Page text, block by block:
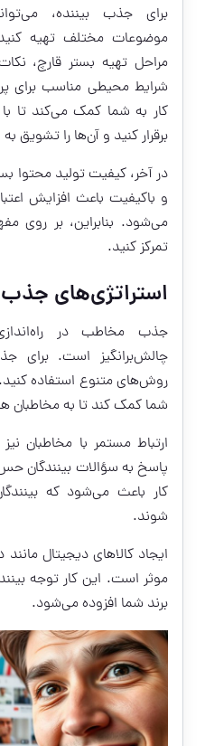
برای جذب بیننده،
موضوعات مختلف تهیه
مراحل تهیه بستر قارچ،
شرایط محیطی مناسب برای
کار به شما کمک می‌کند تا
برقرار کنید و آن‌ها را تشویق
در آخر، کیفیت تولید
و باکیفیت باعث افزایش
می‌شود. بنابراین، بر روی
تمرکز کنید.
استراتژی‌های
جذب مخاطب در
چالش‌برانگیز است. برای
روش‌های متنوع استفاده
شما کمک کند تا به مخاطبان
ارتباط مستمر با مخاطبان
پاسخ به سؤالات بینندگان
کار باعث می‌شود که
شوند.
ایجاد کالاهای دیجیتال
موثر است. این کار توجه
برند شما افزوده می‌شود.